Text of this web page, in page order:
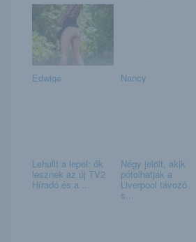
Edwige Nancy
Lehullt a lepel: ők
lesznek az új TV2
Híradó és a ...
Négy jelölt, akik
pótolhatják a
Liverpool távozó
s...